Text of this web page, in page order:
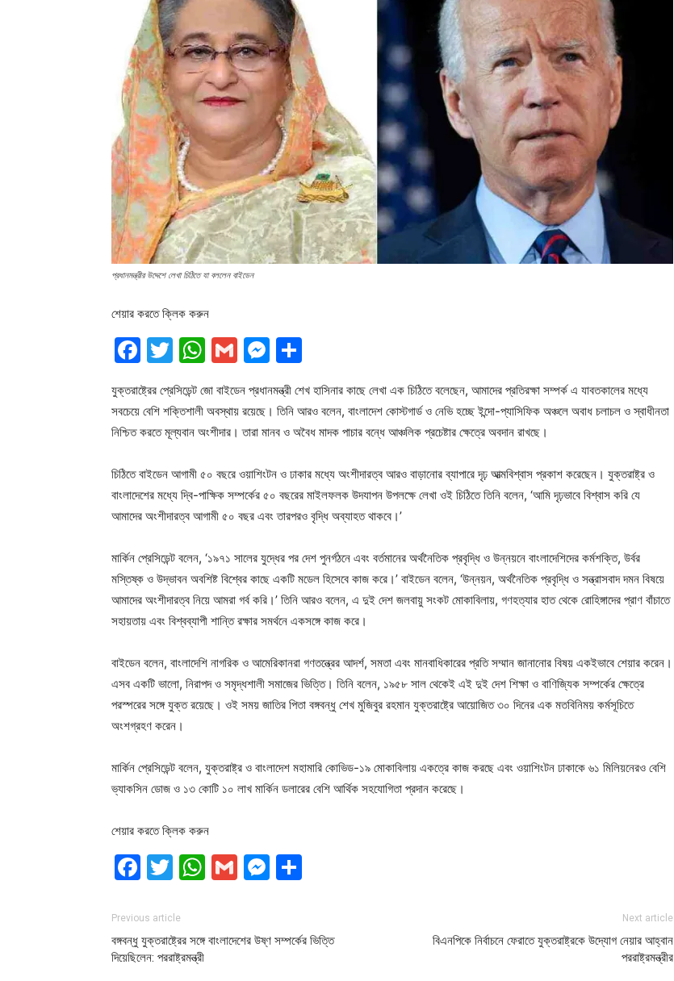
প্রধানমন্ত্রীর উদ্দেশে লেখা চিঠিতে যা বললেন বাইডেন
শেয়ার করতে ক্লিক করুন
Facebook
Twitter
WhatsApp
GmailMessenger
যুক্তরাষ্ট্রের প্রেসিডেন্ট জো বাইডেন প্রধানমন্ত্রী শেখ হাসিনার কাছে লেখা এক চিঠিতে বলেছেন, আমাদের প্রতিরক্ষা সম্পর্ক এ যাবতকালের মধ্যে
সবচেয়ে বেশি শক্তিশালী অবস্থায় রয়েছে। তিনি আরও বলেন, বাংলাদেশ কোস্টগার্ড ও নেভি হচ্ছে ইন্দো-প্যাসিফিক অঞ্চলে অবাধ চলাচল ও স্বাধীনতা
নিশ্চিত করতে মূল্যবান অংশীদার। তারা মানব ও অবৈধ মাদক পাচার বন্ধে আঞ্চলিক প্রচেষ্টার ক্ষেত্রে অবদান রাখছে।
চিঠিতে বাইডেন আগামী ৫০ বছরে ওয়াশিংটন ও ঢাকার মধ্যে অংশীদারত্ব আরও বাড়ানোর ব্যাপারে দৃঢ় আত্মবিশ্বাস প্রকাশ করেছেন। যুক্তরাষ্ট্র ও
বাংলাদেশের মধ্যে দ্বি-পাক্ষিক সম্পর্কের ৫০ বছরের মাইলফলক উদযাপন উপলক্ষে লেখা ওই চিঠিতে তিনি বলেন, ‘আমি দৃঢ়ভাবে বিশ্বাস করি যে
আমাদের অংশীদারত্ব আগামী ৫০ বছর এবং তারপরও বৃদ্ধি অব্যাহত থাকবে।’
মার্কিন প্রেসিডেন্ট বলেন, ‘১৯৭১ সালের যুদ্ধের পর দেশ পুনর্গঠনে এবং বর্তমানের অর্থনৈতিক প্রবৃদ্ধি ও উন্নয়নে বাংলাদেশিদের কর্মশক্তি, উর্বর
মস্তিষ্ক ও উদ্ভাবন অবশিষ্ট বিশ্বের কাছে একটি মডেল হিসেবে কাজ করে।’ বাইডেন বলেন, ‘উন্নয়ন, অর্থনৈতিক প্রবৃদ্ধি ও সন্ত্রাসবাদ দমন বিষয়ে
আমাদের অংশীদারত্ব নিয়ে আমরা গর্ব করি।’ তিনি আরও বলেন, এ দুই দেশ জলবায়ু সংকট মোকাবিলায়, গণহত্যার হাত থেকে রোহিঙ্গাদের প্রাণ বাঁচাতে
সহায়তায় এবং বিশ্বব্যাপী শান্তি রক্ষার সমর্থনে একসঙ্গে কাজ করে।
বাইডেন বলেন, বাংলাদেশি নাগরিক ও আমেরিকানরা গণতন্ত্রের আদর্শ, সমতা এবং মানবাধিকারের প্রতি সম্মান জানানোর বিষয় একইভাবে শেয়ার করেন।
এসব একটি ভালো, নিরাপদ ও সমৃদ্ধশালী সমাজের ভিত্তি। তিনি বলেন, ১৯৫৮ সাল থেকেই এই দুই দেশ শিক্ষা ও বাণিজ্যিক সম্পর্কের ক্ষেত্রে
পরস্পরের সঙ্গে যুক্ত রয়েছে। ওই সময় জাতির পিতা বঙ্গবন্ধু শেখ মুজিবুর রহমান যুক্তরাষ্ট্রে আয়োজিত ৩০ দিনের এক মতবিনিময় কর্মসূচিতে
অংশগ্রহণ করেন।
মার্কিন প্রেসিডেন্ট বলেন, যুক্তরাষ্ট্র ও বাংলাদেশ মহামারি কোভিড-১৯ মোকাবিলায় একত্রে কাজ করছে এবং ওয়াশিংটন ঢাকাকে ৬১ মিলিয়নেরও বেশি
ভ্যাকসিন ডোজ ও ১৩ কোটি ১০ লাখ মার্কিন ডলারের বেশি আর্থিক সহযোগিতা প্রদান করেছে।
শেয়ার করতে ক্লিক করুন
Facebook
Twitter
WhatsApp
GmailMessenger
Previous article
বঙ্গবন্ধু যুক্তরাষ্ট্রের সঙ্গে বাংলাদেশের উষ্ণ সম্পর্কের ভিত্তি
দিয়েছিলেন: পররাষ্ট্রমন্ত্রী
Next article
বিএনপিকে নির্বাচনে ফেরাতে যুক্তরাষ্ট্রকে উদ্যোগ নেয়ার আহ্বান
পররাষ্ট্রমন্ত্রীর